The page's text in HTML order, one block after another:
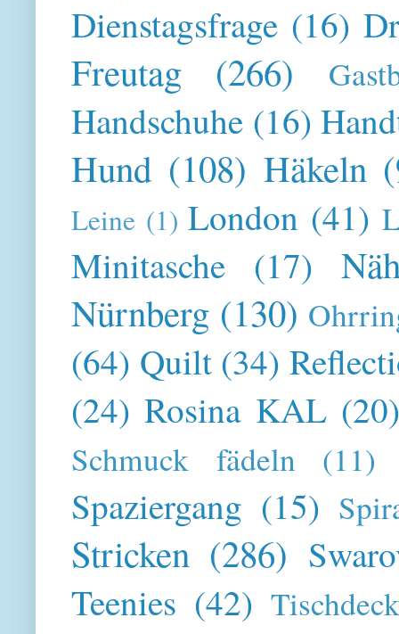
Dienstagsfrage (16)
Freutag (266)
Handschuhe (16)
Hund (108) Häkeln
Leine (1) London (41)
Minitasche (17)
Nürnberg (130)
(64) Quilt (34)
(24) Rosina KAL
Schmuck fädeln (11)
Spaziergang (15)
Stricken (286)
Teenies (42)